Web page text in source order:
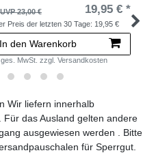
UVP 23,00 € 19,95 € *
Preis der letzten 30 Tage: 19,95 €
In den Warenkorb
MwSt. zzgl. Versandkosten
Wir liefern innerhalb
das Ausland gelten andere
ausgewiesen werden . Bitte
für Sperrgut.